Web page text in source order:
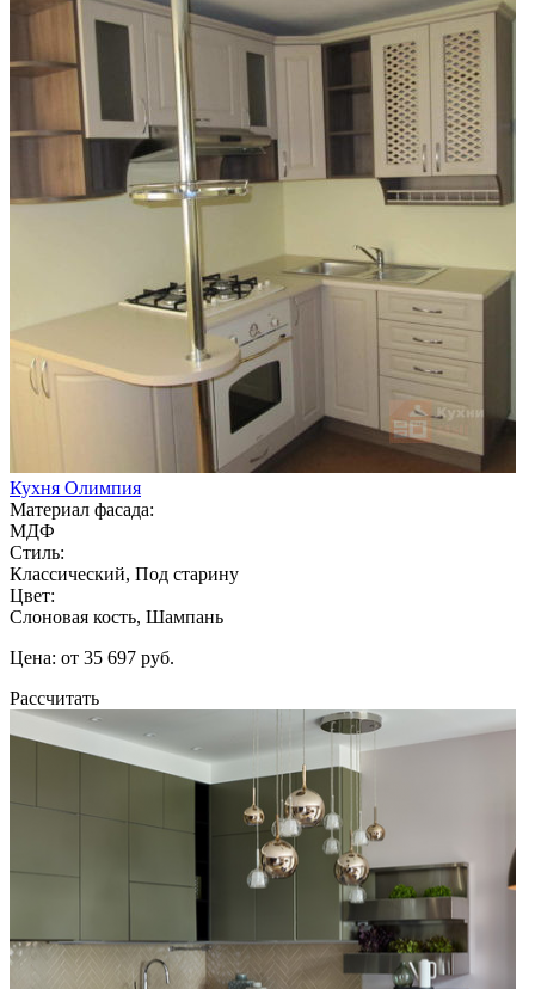
Кухня Олимпия
Материал фасада:
МДФ
Стиль:
Классический, Под старину
Цвет:
Слоновая кость, Шампань
Цена: от 35 697 руб.
Рассчитать